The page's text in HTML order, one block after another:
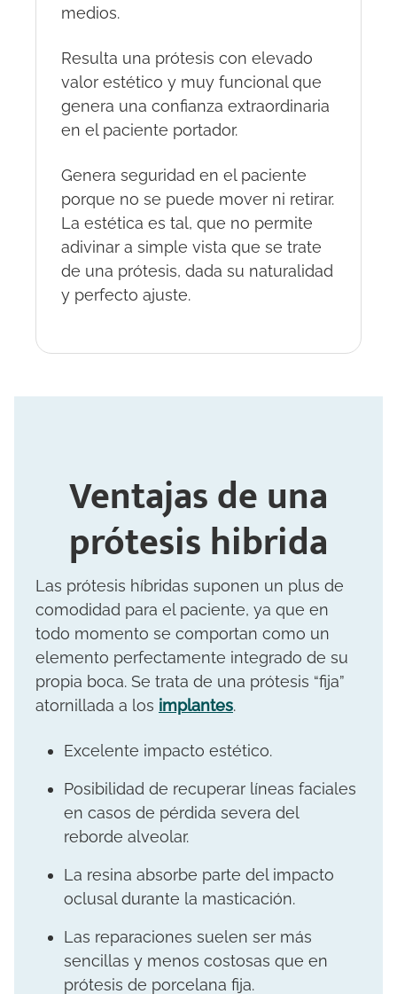
medios.
Resulta una prótesis con elevado
valor estético y muy funcional que
genera una confianza extraordinaria
en el paciente portador.
Genera seguridad en el paciente
porque no se puede mover ni retirar.
La estética es tal, que no permite
adivinar a simple vista que se trate
de una prótesis, dada su naturalidad
y perfecto ajuste.
Ventajas de una
prótesis hibrida
Las prótesis híbridas suponen un plus de
comodidad para el paciente, ya que en
todo momento se comportan como un
elemento perfectamente integrado de su
propia boca. Se trata de una prótesis “fija”
atornillada a los implantes.
Excelente impacto estético.
Posibilidad de recuperar líneas faciales
en casos de pérdida severa del
reborde alveolar.
La resina absorbe parte del impacto
oclusal durante la masticación.
Las reparaciones suelen ser más
sencillas y menos costosas que en
prótesis de porcelana fija.